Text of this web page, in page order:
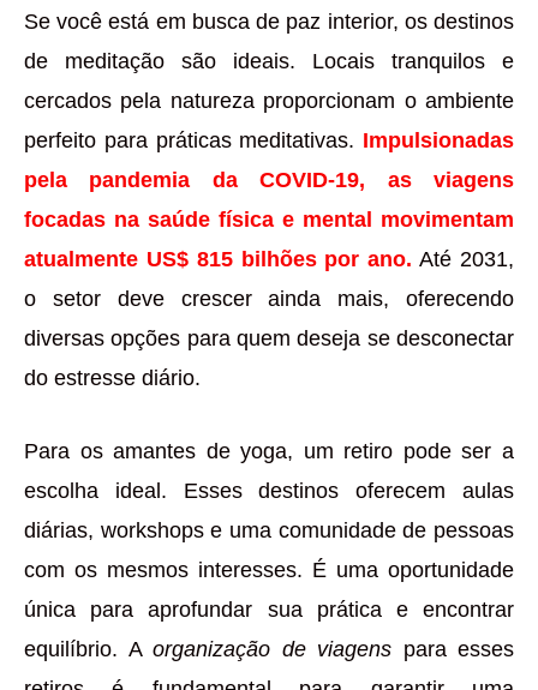
Se você está em busca de paz interior, os destinos
de meditação são ideais. Locais tranquilos e
cercados pela natureza proporcionam o ambiente
perfeito para práticas meditativas. Impulsionadas
pela pandemia da COVID-19, as viagens
focadas na saúde física e mental movimentam
atualmente US$ 815 bilhões por ano. Até 2031,
o setor deve crescer ainda mais, oferecendo
diversas opções para quem deseja se desconectar
do estresse diário.
Para os amantes de yoga, um retiro pode ser a
escolha ideal. Esses destinos oferecem aulas
diárias, workshops e uma comunidade de pessoas
com os mesmos interesses. É uma oportunidade
única para aprofundar sua prática e encontrar
equilíbrio. A organização de viagens para esses